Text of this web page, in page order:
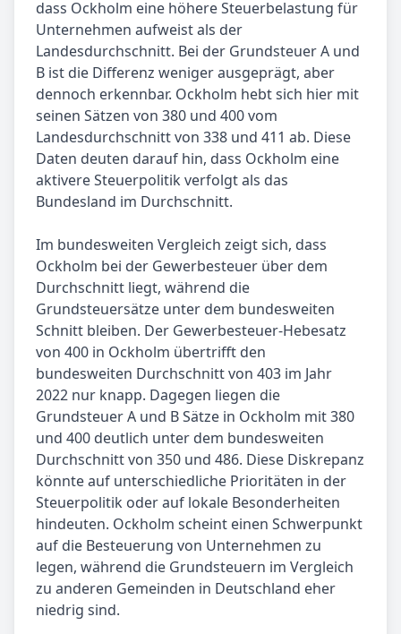
dass Ockholm eine höhere Steuerbelastung für
Unternehmen aufweist als der
Landesdurchschnitt. Bei der Grundsteuer A und
B ist die Differenz weniger ausgeprägt, aber
dennoch erkennbar. Ockholm hebt sich hier mit
seinen Sätzen von 380 und 400 vom
Landesdurchschnitt von 338 und 411 ab. Diese
Daten deuten darauf hin, dass Ockholm eine
aktivere Steuerpolitik verfolgt als das
Bundesland im Durchschnitt.
Im bundesweiten Vergleich zeigt sich, dass
Ockholm bei der Gewerbesteuer über dem
Durchschnitt liegt, während die
Grundsteuersätze unter dem bundesweiten
Schnitt bleiben. Der Gewerbesteuer-Hebesatz
von 400 in Ockholm übertrifft den
bundesweiten Durchschnitt von 403 im Jahr
2022 nur knapp. Dagegen liegen die
Grundsteuer A und B Sätze in Ockholm mit 380
und 400 deutlich unter dem bundesweiten
Durchschnitt von 350 und 486. Diese Diskrepanz
könnte auf unterschiedliche Prioritäten in der
Steuerpolitik oder auf lokale Besonderheiten
hindeuten. Ockholm scheint einen Schwerpunkt
auf die Besteuerung von Unternehmen zu
legen, während die Grundsteuern im Vergleich
zu anderen Gemeinden in Deutschland eher
niedrig sind.